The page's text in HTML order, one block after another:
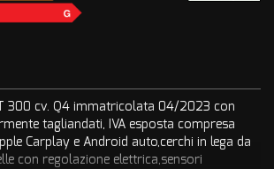
300 cv. Q4 immatricolata 04/2023 con
tagliandati, IVA esposta compresa
Carplay e Android auto,cerchi in lega da
con regolazione elettrica,sensori